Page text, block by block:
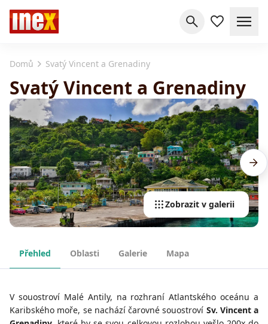
Domů Svatý Vincent a Grenadiny
Svatý Vincent a Grenadiny
Zobrazit v galerii
Přehled Oblasti Galerie Mapa
V souostroví Malé Antily, na rozhraní Atlantského oceánu a
Karibského moře, se nachází čarovné souostroví Sv. Vincent a